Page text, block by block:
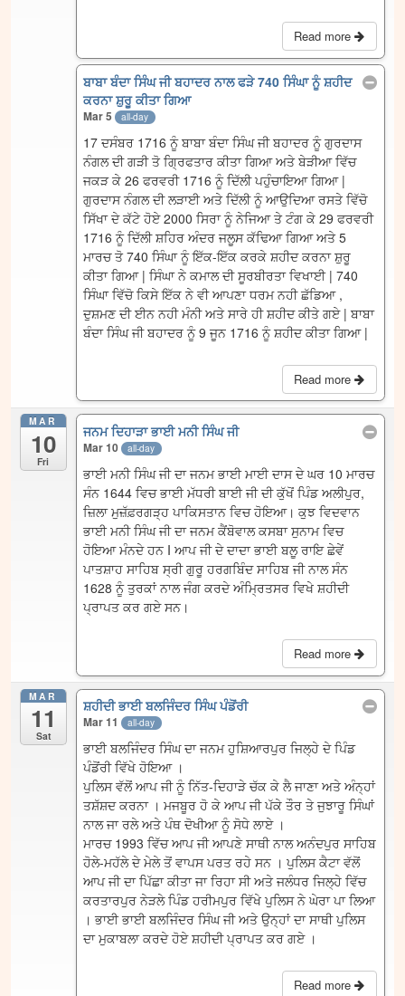
Read more
ਬਾਬਾ ਬੰਦਾ ਸਿੰਘ ਜੀ ਬਹਾਦਰ ਨਾਲ ਫੜੇ 740 ਸਿੰਘਾ ਨੂੰ ਸ਼ਹੀਦ
ਕਰਨਾ ਸ਼ੁਰੂ ਕੀਤਾ ਗਿਆ
Mar 5 all-day
17 ਦਸੰਬਰ 1716 ਨੂੰ ਬਾਬਾ ਬੰਦਾ ਸਿੰਘ ਜੀ ਬਹਾਦਰ ਨੂੰ ਗੁਰਦਾਸ
ਨੰਗਲ ਦੀ ਗੜੀ ਤੋ ਗ੍ਰਿਫਤਾਰ ਕੀਤਾ ਗਿਆ ਅਤੇ ਬੇੜੀਆ ਵਿੱਚ
ਜਕੜ ਕੇ 26 ਫਰਵਰੀ 1716 ਨੂੰ ਦਿੱਲੀ ਪਹੁੰਚਾਇਆ ਗਿਆ |
ਗੁਰਦਾਸ ਨੰਗਲ ਦੀ ਲੜਾਈ ਅਤੇ ਦਿੱਲੀ ਨੂੰ ਆਉਦਿਆ ਰਸਤੇ ਵਿੱਚੋ
ਸਿੱਖਾ ਦੇ ਕੱਟੇ ਹੋਏ 2000 ਸਿਰਾ ਨੂੰ ਨੇਜਿਆ ਤੇ ਟੰਗ ਕੇ 29 ਫਰਵਰੀ
1716 ਨੂੰ ਦਿੱਲੀ ਸ਼ਹਿਰ ਅੰਦਰ ਜਲੂਸ ਕੱਢਿਆ ਗਿਆ ਅਤੇ 5
ਮਾਰਚ ਤੋ 740 ਸਿੰਘਾ ਨੂੰ ਇੱਕ-ਇੱਕ ਕਰਕੇ ਸ਼ਹੀਦ ਕਰਨਾ ਸ਼ੁਰੂ
ਕੀਤਾ ਗਿਆ | ਸਿੰਘਾ ਨੇ ਕਮਾਲ ਦੀ ਸੂਰਬੀਰਤਾ ਵਿਖਾਈ | 740
ਸਿੰਘਾ ਵਿੱਚੋ ਕਿਸੇ ਇੱਕ ਨੇ ਵੀ ਆਪਣਾ ਧਰਮ ਨਹੀ ਛੱਡਿਆ ,
ਦੁਸ਼ਮਣ ਦੀ ਈਨ ਨਹੀ ਮੰਨੀ ਅਤੇ ਸਾਰੇ ਹੀ ਸ਼ਹੀਦ ਕੀਤੇ ਗਏ | ਬਾਬਾ
ਬੰਦਾ ਸਿੰਘ ਜੀ ਬਹਾਦਰ ਨੂੰ 9 ਜੂਨ 1716 ਨੂੰ ਸ਼ਹੀਦ ਕੀਤਾ ਗਿਆ |
Read more
MAR
10
Fri
ਜਨਮ ਦਿਹਾੜਾ ਭਾਈ ਮਨੀ ਸਿੰਘ ਜੀ
Mar 10 all-day
ਭਾਈ ਮਨੀ ਸਿੰਘ ਜੀ ਦਾ ਜਨਮ ਭਾਈ ਮਾਈ ਦਾਸ ਦੇ ਘਰ 10 ਮਾਰਚ
ਸੰਨ 1644 ਵਿਚ ਭਾਈ ਮੱਧਰੀ ਬਾਈ ਜੀ ਦੀ ਕੁੱਖੋਂ ਪਿੰਡ ਅਲੀਪੁਰ,
ਜ਼ਿਲਾ ਮੁਜ਼ੱਫ਼ਰਗੜ੍ਹ ਪਾਕਿਸਤਾਨ ਵਿਚ ਹੋਇਆ। ਕੁਝ ਵਿਦਵਾਨ
ਭਾਈ ਮਨੀ ਸਿੰਘ ਜੀ ਦਾ ਜਨਮ ਕੈਂਬੋਵਾਲ ਕਸਬਾ ਸੁਨਾਮ ਵਿਚ
ਹੋਇਆ ਮੰਨਦੇ ਹਨ I ਆਪ ਜੀ ਦੇ ਦਾਦਾ ਭਾਈ ਬਲੂ ਰਾਇ ਛੇਵੇਂ
ਪਾਤਸ਼ਾਹ ਸਾਹਿਬ ਸ੍ਰੀ ਗੁਰੂ ਹਰਗਬਿੰਦ ਸਾਹਿਬ ਜੀ ਨਾਲ ਸੰਨ
1628 ਨੂੰ ਤੁਰਕਾਂ ਨਾਲ ਜੰਗ ਕਰਦੇ ਅੰਮ੍ਰਿਤਸਰ ਵਿਖੇ ਸ਼ਹੀਦੀ
ਪ੍ਰਾਪਤ ਕਰ ਗਏ ਸਨ।
Read more
MAR
11
Sat
ਸ਼ਹੀਦੀ ਭਾਈ ਬਲਜਿੰਦਰ ਸਿੰਘ ਪੰਡੋਂਰੀ
Mar 11 all-day
ਭਾਈ ਬਲਜਿੰਦਰ ਸਿੰਘ ਦਾ ਜਨਮ ਹੁਸ਼ਿਆਰਪੁਰ ਜਿਲ੍ਹੇ ਦੇ ਪਿੰਡ
ਪੰਡੋਂਰੀ ਵਿੱਖੇ ਹੋਇਆ ।
ਪੁਲਿਸ ਵੱਲੋਂ ਆਪ ਜੀ ਨੂੰ ਨਿੱਤ-ਦਿਹਾੜੇ ਚੱਕ ਕੇ ਲੈ ਜਾਣਾ ਅਤੇ ਅੰਨ੍ਹਾਂ
ਤਸ਼ੱਸ਼ਦ ਕਰਨਾ । ਮਜਬੂਰ ਹੋ ਕੇ ਆਪ ਜੀ ਪੱਕੇ ਤੌਰ ਤੇ ਜੁਝਾਰੂ ਸਿੰਘਾਂ
ਨਾਲ ਜਾ ਰਲੇ ਅਤੇ ਪੰਥ ਦੋਖੀਆ ਨੂੰ ਸੋਧੇ ਲਾਏ ।
ਮਾਰਚ 1993 ਵਿੱਚ ਆਪ ਜੀ ਆਪਣੇ ਸਾਥੀ ਨਾਲ ਅਨੰਦਪੁਰ ਸਾਹਿਬ
ਹੋਲੇ-ਮਹੱਲੇ ਦੇ ਮੇਲੇ ਤੋਂ ਵਾਪਸ ਪਰਤ ਰਹੇ ਸਨ । ਪੁਲਿਸ ਕੈਟਾ ਵੱਲੋਂ
ਆਪ ਜੀ ਦਾ ਪਿੱਛਾ ਕੀਤਾ ਜਾ ਰਿਹਾ ਸੀ ਅਤੇ ਜਲੰਧਰ ਜਿਲ੍ਹੇ ਵਿੱਚ
ਕਰਤਾਰਪੁਰ ਨੇੜਲੇ ਪਿੰਡ ਹਰੀਮਪੁਰ ਵਿੱਖੇ ਪੁਲਿਸ ਨੇ ਘੇਰਾ ਪਾ ਲਿਆ
। ਭਾਈ ਭਾਈ ਬਲਜਿੰਦਰ ਸਿੰਘ ਜੀ ਅਤੇ ਉਨ੍ਹਾਂ ਦਾ ਸਾਥੀ ਪੁਲਿਸ
ਦਾ ਮੁਕਾਬਲਾ ਕਰਦੇ ਹੋਏ ਸ਼ਹੀਦੀ ਪ੍ਰਾਪਤ ਕਰ ਗਏ ।
Read more